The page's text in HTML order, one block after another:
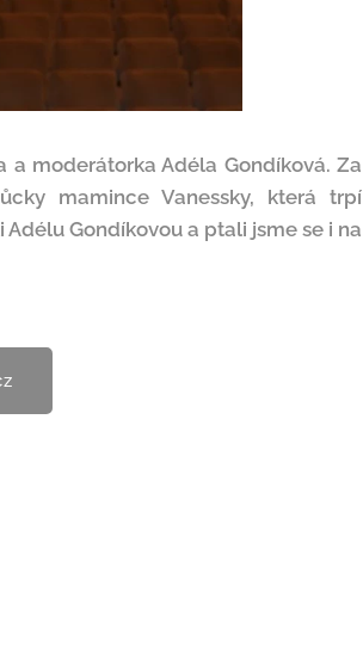
moderátorka Adéla Gondíková. Za
mamince Vanessky, která trpí
Gondíkovou a ptali jsme se i na